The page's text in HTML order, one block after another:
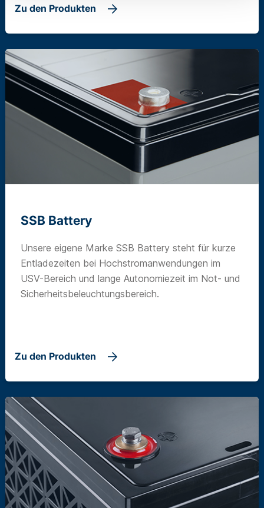
Zu den Produkten
SSB Battery
Unsere eigene Marke SSB Battery steht für kurze
Entladezeiten bei Hochstromanwendungen im
USV-Bereich und lange Autonomiezeit im Not- und
Sicherheitsbeleuchtungsbereich.
Zu den Produkten